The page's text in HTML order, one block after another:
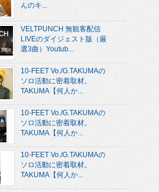
んのキ...
VELTPUNCH 無観客配信
LIVEのダイジェスト版（厳
選3曲）Youtub...
10-FEET Vo./G.TAKUMAの
ソロ活動に密着取材。
TAKUMA【何人か...
10-FEET Vo./G.TAKUMAの
ソロ活動に密着取材。
TAKUMA【何人か...
10-FEET Vo./G.TAKUMAの
ソロ活動に密着取材。
TAKUMA【何人か...